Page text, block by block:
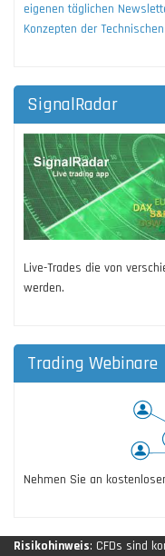
eigenen täglichen
Konzepten der
SignalRadar
Live-Trades die von
werden.
Trading Webinare
Nehmen Sie an
Risikohinweis: CFDs sind